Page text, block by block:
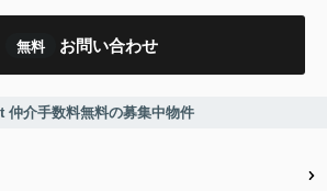
無料 お問い合わせ
仲介手数料無料の募集中物件